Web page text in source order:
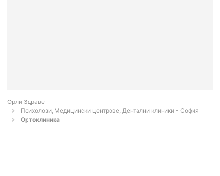
Орли Здраве
Психолози, Медицински центрове, Дентални клиники - София
Ортоклиника